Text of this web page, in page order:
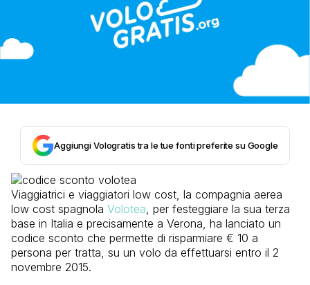
Aggiungi Vologratis tra le tue fonti preferite su Google
Viaggiatrici e viaggiatori low cost, la compagnia aerea
low cost spagnola Volotea, per festeggiare la sua terza
base in Italia e precisamente a Verona, ha lanciato un
codice sconto che permette di risparmiare € 10 a
persona per tratta, su un volo da effettuarsi entro il 2
novembre 2015.